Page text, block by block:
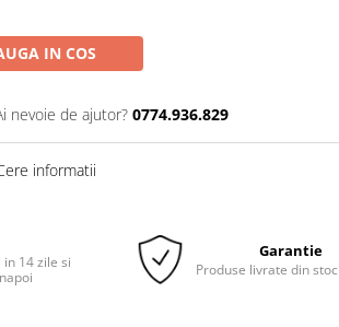
IN COS
nevoie de ajutor? 0774.936.829
informatii
14 zile si
Garantie
Produse livrate din